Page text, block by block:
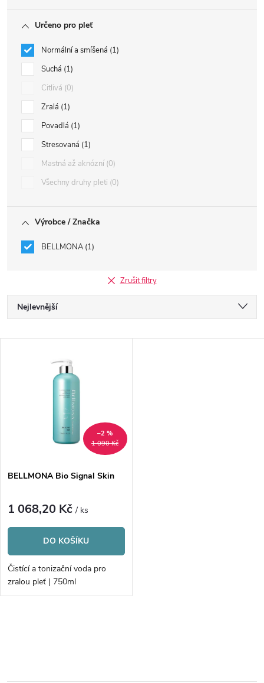
Určeno pro pleť
Normální a smíšená 1
Suchá 1
Citlivá 0
Zralá 1
Povadlá 1
Stresovaná 1
Mastná až aknózní 0
Všechny druhy pleti 0
Výrobce / Značka
BELLMONA 1
Zrušit filtry
Ř
a
p
r
o
d
u
Nejlevnější
Abecedně
s
p
r
o
d
1 090 Kč
–2 %
BELLMONA Bio Signal Skin
1 068,20 Kč/ ks
DO KOŠÍKU
Čistící a tonizační voda pro
zralou pleť | 750ml